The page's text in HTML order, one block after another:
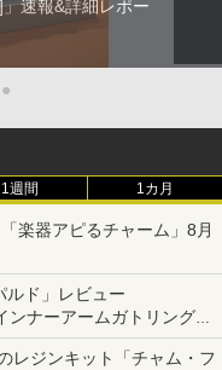
速報&詳細レポー
●
1週間 1カ月
楽器アピるチャーム」8月
ルド」レビュー
ンナーアームガトリングの
でキット化！
レジンキット「チャム・フ